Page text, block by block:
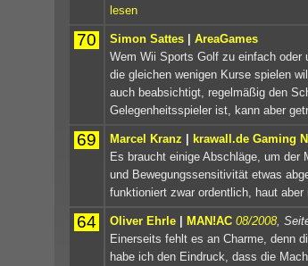
lesen
70 Simon Sattes | AreaGames
Wem Wii Sports Golf zu einfach oder
die gleichen wenigen Kurse spielen
auch beabsichtigt, regelmäßig den
Gelegenheitsspieler ist, kann aber
69 Marcel Kranz | krawall.de Gaming
Es braucht einige Abschläge, um der
und Bewegungssensitivität etwas
funktioniert zwar ordentlich, haut aber
64 Oliver Ehrle | MAN!AC 08/2008 ,
Einerseits fehlt es an Charme, denn
habe ich den Eindruck, dass die